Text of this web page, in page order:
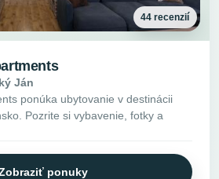
44 recenzií
Ján
ponúka ubytovanie v destinácii
Pozrite si vybavenie, fotky a
ponuky